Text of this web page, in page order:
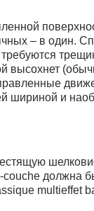
– в один.
высохнет
шириной и
должна
multieffet